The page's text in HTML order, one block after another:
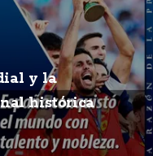
y la
histórica